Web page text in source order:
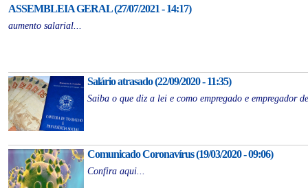
ASSEMBLEIA GERAL (27/07/2021 - 14:17)
aumento salarial...
Salário atrasado (22/09/2020 - 11:35)
Saiba o que diz a lei e como empregado e empregador
Comunicado Coronavírus (19/03/2020 - 09:06)
Confira aqui...